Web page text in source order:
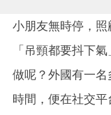
小朋友無時停，
「吊頸都要抖下
做呢？外國有一
時間，便在社交平